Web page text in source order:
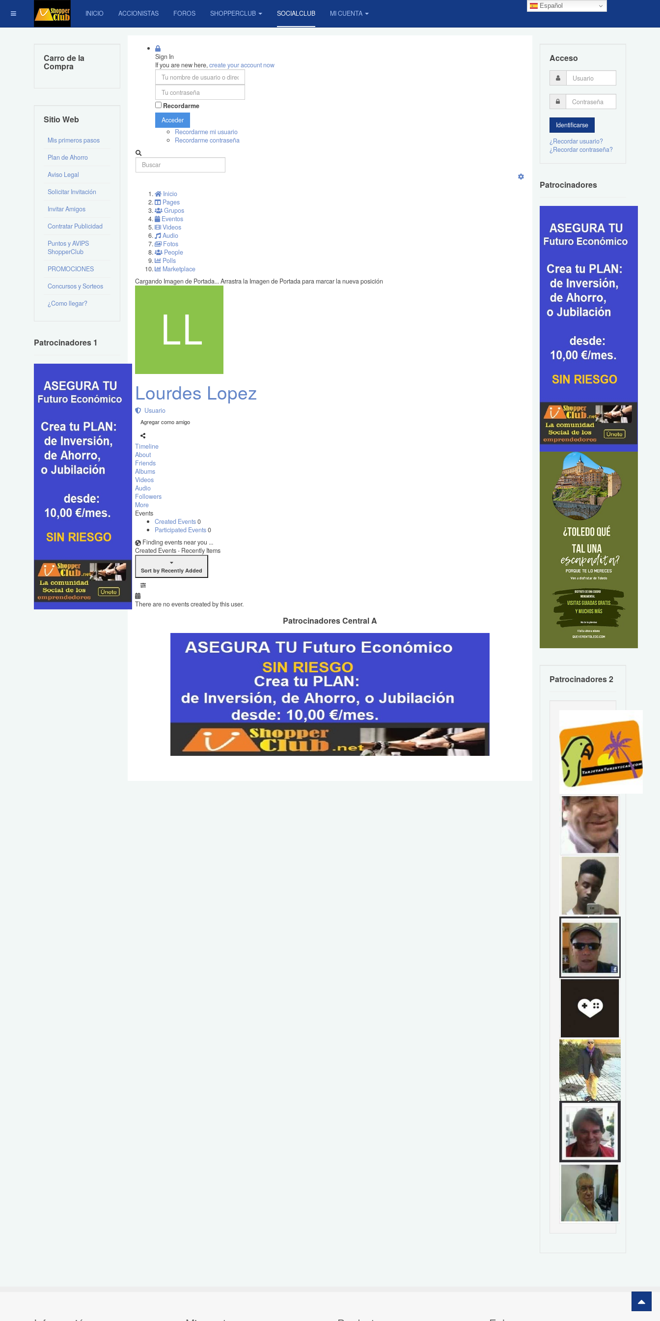
Español
INICIO ACCIONISTAS FOROS SHOPPERCLUB SOCIALCLUB MI CUENTA
Sign In
If you are new here,create your account now
Recordarme
Acceder
Recordarme mi usuario
Recordarme contraseña
Inicio
Pages
Grupos
Eventos
Videos
Audio
Fotos
People
Polls
Marketplace
Cargando Imagen de Portada...Arrastra la Imagen de Portada para marcar la nueva posición
Lourdes Lopez
Usuario
Agregar como amigo
Timeline
About
Friends
Albums
Videos
Audio
Followers
More
Events
Created Events0
Participated Events0
Finding events near you ...
Created Events - Recently Items
Sort by Recently Added
There are no events created by this user.
Patrocinadores Central A
Carro de la
Compra
Sitio Web
Mis primeros pasos
Plan de Ahorro
Aviso Legal
Solicitar Invitación
Invitar Amigos
Contratar Publicidad
Puntos y AVIPS
ShopperClub
PROMOCIONES
Concursos y Sorteos
¿Como llegar?
Patrocinadores 1
Acceso
¿Recordar usuario?
¿Recordar contraseña?
Patrocinadores
Patrocinadores 2